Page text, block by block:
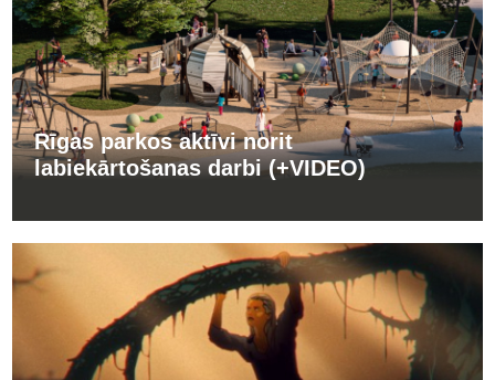
Rīgas parkos aktīvi norit
labiekārtošanas darbi (+VIDEO)